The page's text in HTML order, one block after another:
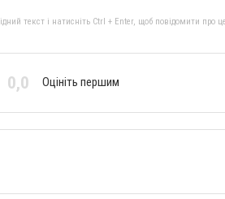
текст і натисніть Ctrl + Enter, щоб повідомити про
0,0 Оцініть першим